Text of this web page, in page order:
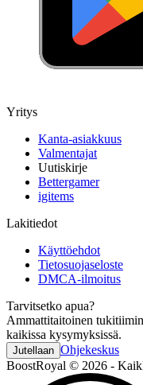
Yritys
Kanta-asiakkuus
Valmentajat
Uutiskirje
Bettergamer
igitems
Lakitiedot
Käyttöehdot
Tietosuojaseloste
DMCA-ilmoitus
Tarvitsetko apua?
Ammattitaitoinen
kaikissa kysymyksissä.
Jutellaan Ohjekeskus
BoostRoyal © 2026 -